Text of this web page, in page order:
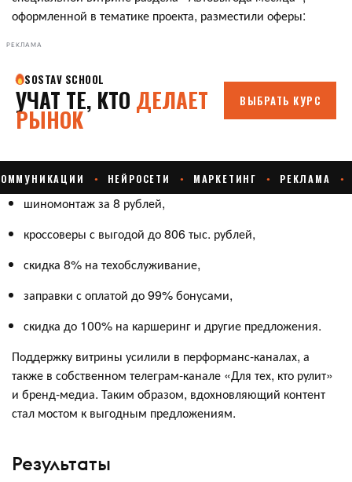
оформленной в тематике проекта, разместили оферы:
РЕКЛАМА
шиномонтаж за 8 рублей,
кроссоверы с выгодой до 806 тыс. рублей,
скидка 8% на техобслуживание,
заправки с оплатой до 99% бонусами,
скидка до 100% на каршеринг и другие предложения.
Поддержку витрины усилили в перформанс-каналах, а
также в собственном телеграм-канале «Для тех, кто рулит»
и бренд-медиа. Таким образом, вдохновляющий контент
стал мостом к выгодным предложениям.
Результаты